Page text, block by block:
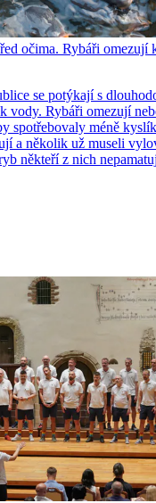
očima. Rybáři omezují
se potýkají s
vody. Rybáři omezují
spotřebovaly méně
a několik už museli
někteří z nich